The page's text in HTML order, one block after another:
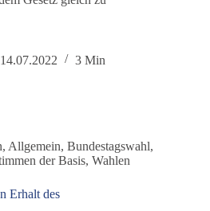
14.07.2022 3 Min
, Allgemein, Bundestagswahl,
der Basis, Wahlen
Erhalt des